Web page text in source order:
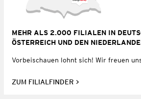
MEHR ALS 2.000 FILIALEN IN
ÖSTERREICH UND DEN
Vorbeischauen lohnt sich! Wir freuen
ZUM FILIALFINDER